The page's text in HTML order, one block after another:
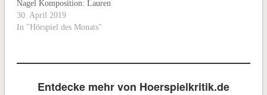
Nagel Komposition: Lauren
Newton Produktion:
ORF/BR 2019 Länge: 42:00
der Jury Worin liegt der Reiz
einer sprachmächtigen
30. April 2019
In "Hörspiel des Monats"
Entdecke mehr von Hoerspielkritik.de